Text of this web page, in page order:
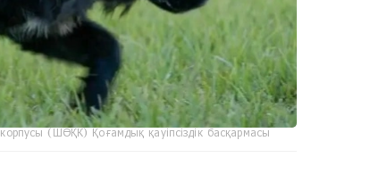
(ШӨҚК) Қоғамдық қауіпсіздік басқармасы